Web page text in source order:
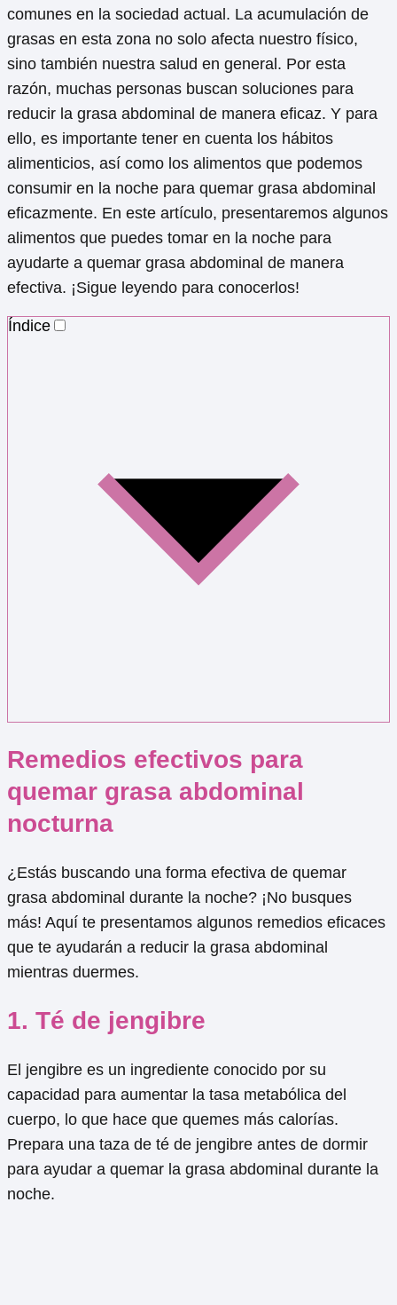
comunes en la sociedad actual. La acumulación de
grasas en esta zona no solo afecta nuestro físico,
sino también nuestra salud en general. Por esta
razón, muchas personas buscan soluciones para
reducir la grasa abdominal de manera eficaz. Y para
ello, es importante tener en cuenta los hábitos
alimenticios, así como los alimentos que podemos
consumir en la noche para quemar grasa abdominal
eficazmente. En este artículo, presentaremos algunos
alimentos que puedes tomar en la noche para
ayudarte a quemar grasa abdominal de manera
efectiva. ¡Sigue leyendo para conocerlos!
Índice
Remedios efectivos para
quemar grasa abdominal
nocturna
¿Estás buscando una forma efectiva de quemar
grasa abdominal durante la noche? ¡No busques
más! Aquí te presentamos algunos remedios eficaces
que te ayudarán a reducir la grasa abdominal
mientras duermes.
1. Té de jengibre
El jengibre es un ingrediente conocido por su
capacidad para aumentar la tasa metabólica del
cuerpo, lo que hace que quemes más calorías.
Prepara una taza de té de jengibre antes de dormir
para ayudar a quemar la grasa abdominal durante la
noche.